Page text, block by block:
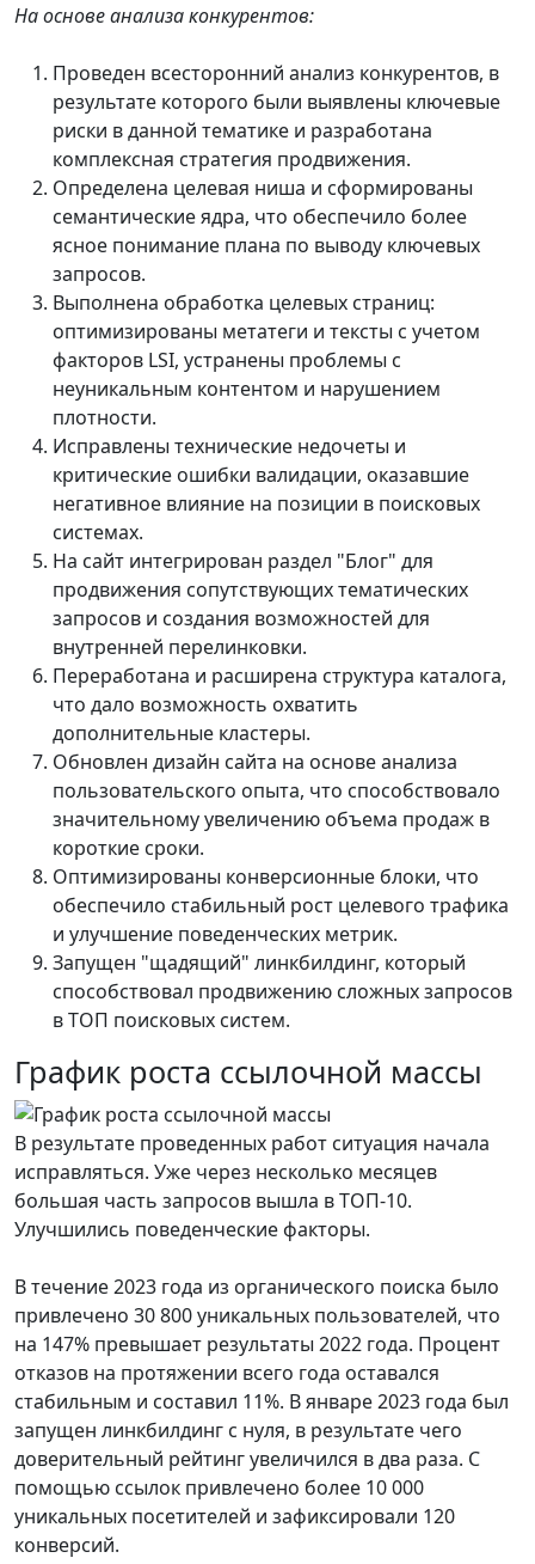
На основе анализа конкурентов:
Проведен всесторонний анализ конкурентов, в
результате которого были выявлены ключевые
риски в данной тематике и разработана
комплексная стратегия продвижения.
Определена целевая ниша и сформированы
семантические ядра, что обеспечило более
ясное понимание плана по выводу ключевых
запросов.
Выполнена обработка целевых страниц:
оптимизированы метатеги и тексты с учетом
факторов LSI, устранены проблемы с
неуникальным контентом и нарушением
плотности.
Исправлены технические недочеты и
критические ошибки валидации, оказавшие
негативное влияние на позиции в поисковых
системах.
На сайт интегрирован раздел "Блог" для
продвижения сопутствующих тематических
запросов и создания возможностей для
внутренней перелинковки.
Переработана и расширена структура каталога,
что дало возможность охватить
дополнительные кластеры.
Обновлен дизайн сайта на основе анализа
пользовательского опыта, что способствовало
значительному увеличению объема продаж в
короткие сроки.
Оптимизированы конверсионные блоки, что
обеспечило стабильный рост целевого трафика
и улучшение поведенческих метрик.
Запущен "щадящий" линкбилдинг, который
способствовал продвижению сложных запросов
в ТОП поисковых систем.
График роста ссылочной массы
В результате проведенных работ ситуация начала
исправляться. Уже через несколько месяцев
большая часть запросов вышла в ТОП-10.
Улучшились поведенческие факторы.
В течение 2023 года из органического поиска было
привлечено 30 800 уникальных пользователей, что
на 147% превышает результаты 2022 года. Процент
отказов на протяжении всего года оставался
стабильным и составил 11%. В январе 2023 года был
запущен линкбилдинг с нуля, в результате чего
доверительный рейтинг увеличился в два раза. С
помощью ссылок привлечено более 10 000
уникальных посетителей и зафиксировали 120
конверсий.